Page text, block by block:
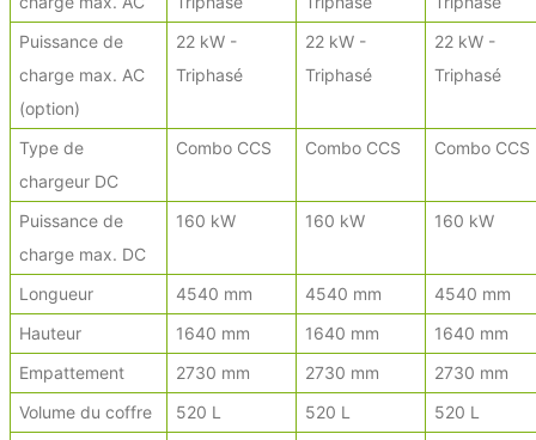
Puissance de
charge max. AC
(option)
22 kW -
Triphasé
22 kW -
Triphasé
22 kW -
Triphasé
Type de
chargeur DC
Combo CCS Combo CCS Combo CCS
Puissance de
charge max. DC
160 kW 160 kW 160 kW
Longueur 4540 mm 4540 mm
4540 mm
Hauteur
1640 mm 1640 mm
1640 mm
Empattement
2730 mm 2730 mm
2730 mm
Volume du coffre
520 L 520 L
520 L